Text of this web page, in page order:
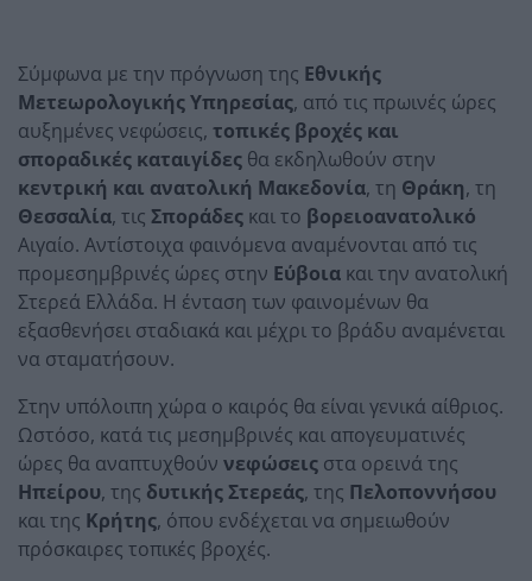
Σύμφωνα με την πρόγνωση της Εθνικής
Μετεωρολογικής Υπηρεσίας, από τις πρωινές ώρες
αυξημένες νεφώσεις, τοπικές βροχές και
σποραδικές καταιγίδες θα εκδηλωθούν στην
κεντρική και ανατολική Μακεδονία, τη Θράκη, τη
Θεσσαλία, τις Σποράδες και το βορειοανατολικό
Αιγαίο. Αντίστοιχα φαινόμενα αναμένονται από τις
προμεσημβρινές ώρες στην Εύβοια και την ανατολική
Στερεά Ελλάδα. Η ένταση των φαινομένων θα
εξασθενήσει σταδιακά και μέχρι το βράδυ αναμένεται
να σταματήσουν.
Στην υπόλοιπη χώρα ο καιρός θα είναι γενικά αίθριος.
Ωστόσο, κατά τις μεσημβρινές και απογευματινές
ώρες θα αναπτυχθούν νεφώσεις στα ορεινά της
Ηπείρου, της δυτικής Στερεάς, της Πελοποννήσου
και της Κρήτης, όπου ενδέχεται να σημειωθούν
πρόσκαιρες τοπικές βροχές.